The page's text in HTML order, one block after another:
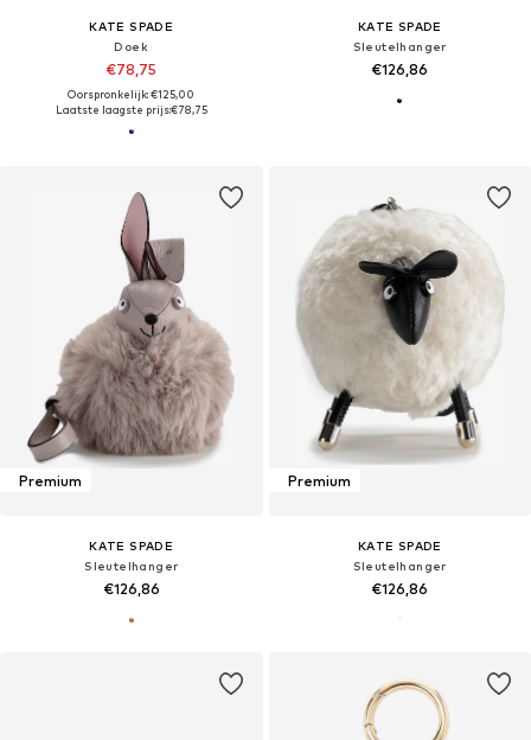
KATE SPADE
Doek
€78,75
Oorspronkelijk: €125,00
Laatste laagste prijs:€78,75
KATE SPADE
Sleutelhanger
€126,86
Premium
KATE SPADE
Sleutelhanger
€126,86
Premium
KATE SPADE
Sleutelhanger
€126,86